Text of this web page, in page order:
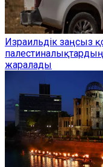
Израильдік заңсыз
жаралады